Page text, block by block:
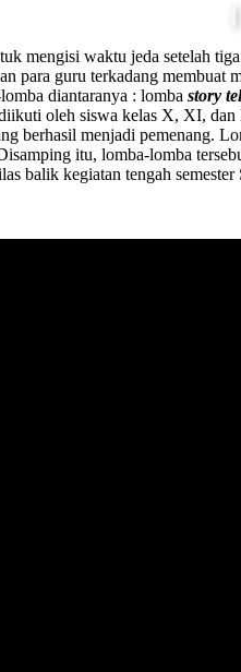
mengisi waktu jeda setelah
para guru terkadang
diantaranya : lomba story
oleh siswa kelas X, XI, dan
berhasil menjadi pemenang.
itu, lomba-lomba
balik kegiatan tengah